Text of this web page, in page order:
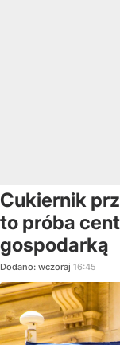
Cukiernik
to próba
gospodarką
Dodano: wczoraj 16:45